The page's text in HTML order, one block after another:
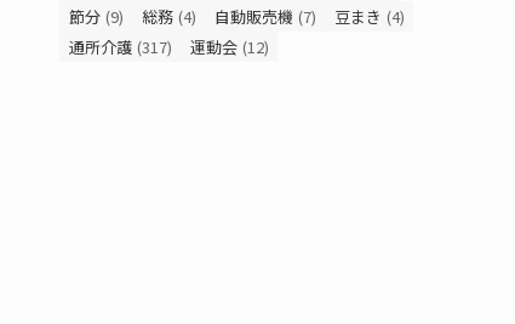
節分 (9) 総務 (4) 自動販売機 (7) 豆まき (4)
通所介護 (317) 運動会 (12)